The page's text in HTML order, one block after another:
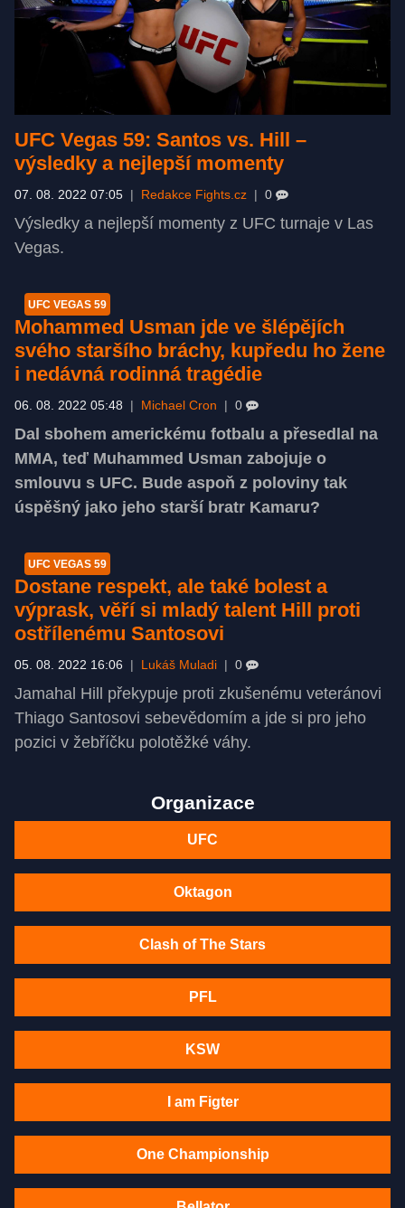
UFC Vegas 59: Santos vs. Hill –⁠
výsledky a nejlepší momenty
07. 08. 2022 07:05 Redakce Fights.cz 0
Výsledky a nejlepší momenty z UFC turnaje v Las
Vegas.
UFC VEGAS 59
Mohammed Usman jde ve šlépějích
svého staršího bráchy, kupředu ho žene
i nedávná rodinná tragédie
06. 08. 2022 05:48 Michael Cron 0
Dal sbohem americkému fotbalu a přesedlal na
MMA, teď Muhammed Usman zabojuje o
smlouvu s UFC. Bude aspoň z poloviny tak
úspěšný jako jeho starší bratr Kamaru?
UFC VEGAS 59
Dostane respekt, ale také bolest a
výprask, věří si mladý talent Hill proti
ostřílenému Santosovi
05. 08. 2022 16:06 Lukáš Muladi 0
Jamahal Hill překypuje proti zkušenému veteránovi
Thiago Santosovi sebevědomím a jde si pro jeho
pozici v žebříčku polotěžké váhy.
Organizace
UFC
Oktagon
Clash of The Stars
PFL
KSW
I am Figter
One Championship